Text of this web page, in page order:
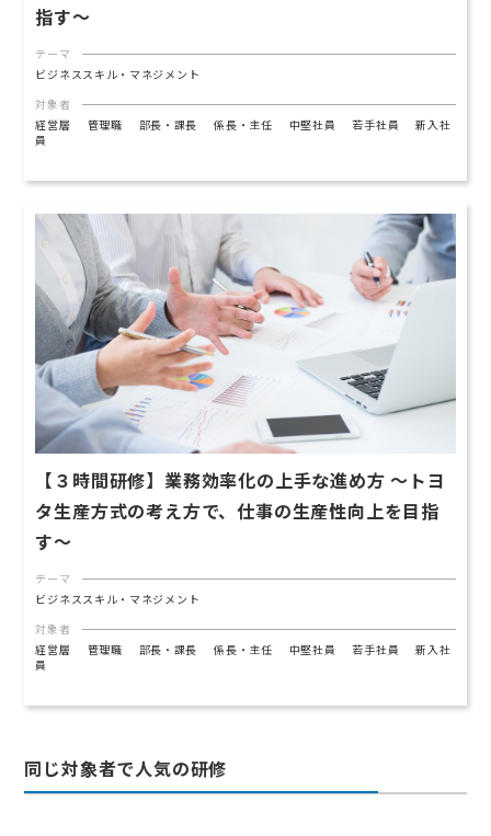
指す〜
テーマ
ビジネススキル・マネジメント
対象者
経営層
管理職 部長・課長 係長・主任 中堅社員 若手社員
新入社
員
【３時間研修】業務効率化の上手な進め方 ～トヨ
タ生産方式の考え方で、仕事の生産性向上を目指
す〜
テーマ
ビジネススキル・マネジメント
対象者
経営層
管理職 部長・課長 係長・主任 中堅社員 若手社員
新入社
員
同じ対象者で人気の研修